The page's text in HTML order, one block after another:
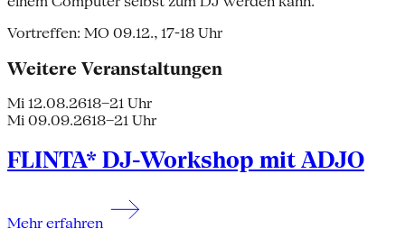
Vortreffen: MO 09.12., 17-18 Uhr
Weitere Veranstaltungen
Mi 12.08.2618–21 Uhr
Mi 09.09.2618–21 Uhr
FLINTA* DJ-Workshop mit ADJO
Mehr erfahren